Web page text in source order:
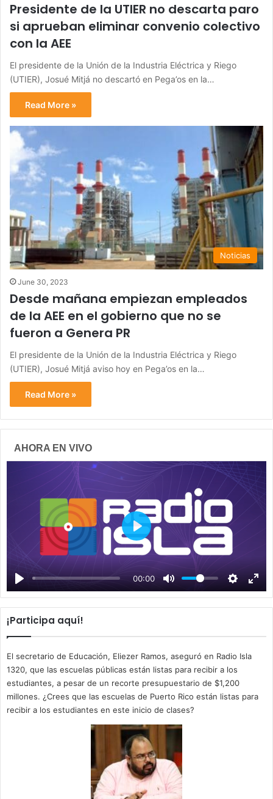
Presidente de la UTIER no descarta paro
si aprueban eliminar convenio colectivo
con la AEE
El presidente de la Unión de la Industria Eléctrica y Riego
(UTIER), Josué Mitjá no descartó en Pega’os en la…
Read More »
Noticias
June 30, 2023
Desde mañana empiezan empleados
de la AEE en el gobierno que no se
fueron a Genera PR
El presidente de la Unión de la Industria Eléctrica y Riego
(UTIER), Josué Mitjá aviso hoy en Pega’os en la…
Read More »
AHORA EN VIVO
00:00
P
a
y
¡Participa aquí!
El secretario de Educación, Eliezer Ramos, aseguró en Radio Isla
1320, que las escuelas públicas están listas para recibir a los
estudiantes, a pesar de un recorte presupuestario de $1,200
millones. ¿Crees que las escuelas de Puerto Rico están listas para
recibir a los estudiantes en este inicio de clases?